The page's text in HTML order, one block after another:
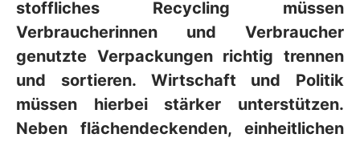
stoffliches Recycling müssen
Verbraucherinnen und Verbraucher
genutzte Verpackungen richtig trennen
und sortieren. Wirtschaft und Politik
müssen hierbei stärker unterstützen.
Neben flächendeckenden, einheitlichen